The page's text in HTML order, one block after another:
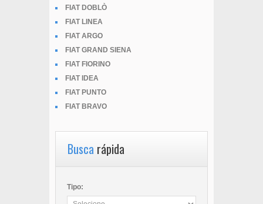
FIAT DOBLÒ
FIAT LINEA
FIAT ARGO
FIAT GRAND SIENA
FIAT FIORINO
FIAT IDEA
FIAT PUNTO
FIAT BRAVO
Busca rápida
Tipo: